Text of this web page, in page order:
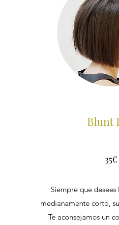
Blunt
35€
Siempre que
medianamente corto,
Te aconsejamos un